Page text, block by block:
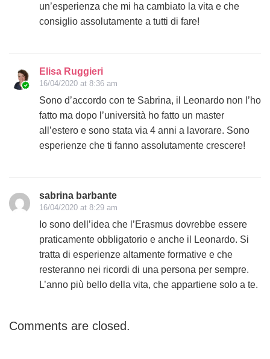
un’esperienza che mi ha cambiato la vita e che
consiglio assolutamente a tutti di fare!
Elisa Ruggieri
16/04/2020 at 8:36 am
Sono d’accordo con te Sabrina, il Leonardo non l’ho
fatto ma dopo l’università ho fatto un master
all’estero e sono stata via 4 anni a lavorare. Sono
esperienze che ti fanno assolutamente crescere!
sabrina barbante
16/04/2020 at 8:29 am
Io sono dell’idea che l’Erasmus dovrebbe essere
praticamente obbligatorio e anche il Leonardo. Si
tratta di esperienze altamente formative e che
resteranno nei ricordi di una persona per sempre.
L’anno più bello della vita, che appartiene solo a te.
Comments are closed.